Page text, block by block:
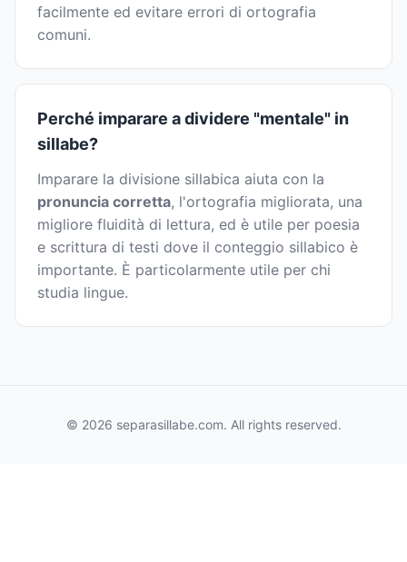
facilmente ed evitare errori di ortografia
comuni.
Perché imparare a dividere "mentale" in
sillabe?
Imparare la divisione sillabica aiuta con la
pronuncia corretta, l'ortografia migliorata, una
migliore fluidità di lettura, ed è utile per poesia
e scrittura di testi dove il conteggio sillabico è
importante. È particolarmente utile per chi
studia lingue.
© 2026 separasillabe.com. All rights reserved.